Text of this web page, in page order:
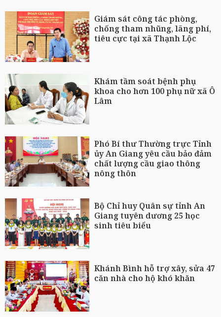
Giám sát công tác phòng,
chống tham nhũng, lãng phí,
tiêu cực tại xã Thạnh Lộc
Khám tầm soát bệnh phụ
khoa cho hơn 100 phụ nữ xã Ô
Lâm
Phó Bí thư Thường trực Tỉnh
ủy An Giang yêu cầu bảo đảm
chất lượng cầu giao thông
nông thôn
Bộ Chỉ huy Quân sự tỉnh An
Giang tuyên dương 25 học
sinh tiêu biểu
Khánh Bình hỗ trợ xây, sửa 47
căn nhà cho hộ khó khăn